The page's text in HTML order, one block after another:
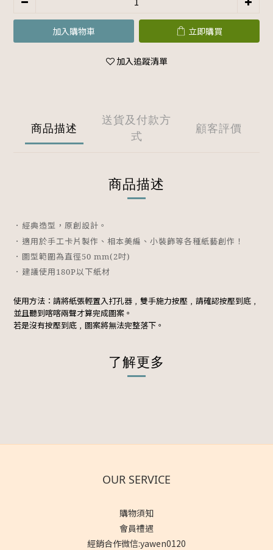
加入購物車 立即購買
加入追蹤清單
商品描述
送貨及付款方
式
顧客評價
商品描述
．經典造型，原創設計。
．適用於手工卡片製作、相本美編、小裝飾等各種紙藝創作！
．圖型範圍為直徑50 mm(2吋)
．建議使用180P以下紙材
使用方法：請將紙張輕置入打孔器﹐雙手施力按壓﹐請確認按壓到底﹐
並且聽到喀喀兩聲才算完成圖案。
若是沒有按壓到底﹐圖案將無法完整落下。
了解更多
OUR SERVICE
購物須知
會員禮遇
經銷合作微信:yawen0120